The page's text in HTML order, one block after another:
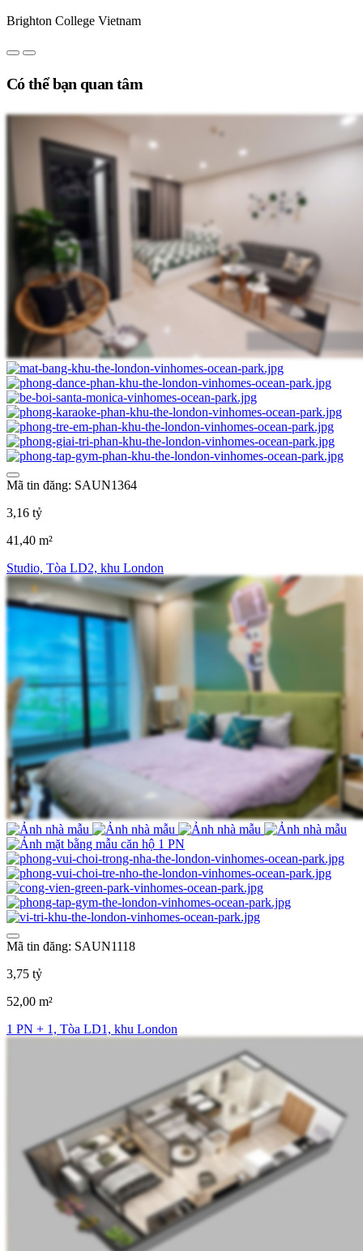
Brighton College Vietnam
Có thể bạn quan tâm
Mã tin đăng: SAUN1364
3,16 tỷ
41,40 m²
Studio, Tòa LD2, khu London
Mã tin đăng: SAUN1118
3,75 tỷ
52,00 m²
1 PN + 1, Tòa LD1, khu London